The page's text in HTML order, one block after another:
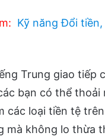
Kỹ năng Đổi
Trung giao tiếp
bạn có thể thoải
các loại tiền tệ
mà không lo thừa